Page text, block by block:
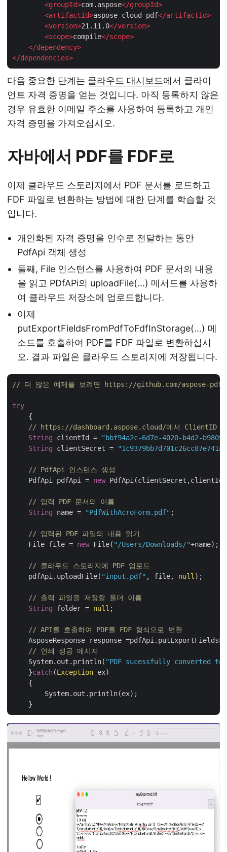
<groupId>com.aspose</groupId>
<artifactId>aspose-cloud-pdf</artifactId>
<version>21.11.0</version>
<scope>compile</scope>
</dependency>
</dependencies>
다음 중요한 단계는 클라우드 대시보드에서 클라이
언트 자격 증명을 얻는 것입니다. 아직 등록하지 않은
경우 유효한 이메일 주소를 사용하여 등록하고 개인
자격 증명을 가져오십시오.
자바에서 PDF를 FDF로
이제 클라우드 스토리지에서 PDF 문서를 로드하고
FDF 파일로 변환하는 방법에 대한 단계를 학습할 것
입니다.
개인화된 자격 증명을 인수로 전달하는 동안
PdfApi 객체 생성
둘째, File 인스턴스를 사용하여 PDF 문서의 내용
을 읽고 PDfAPi의 uploadFile(…) 메서드를 사용하
여 클라우드 저장소에 업로드합니다.
이제
putExportFieldsFromPdfToFdfInStorage(…) 메
소드를 호출하여 PDF를 FDF 파일로 변환하십시
오. 결과 파일은 클라우드 스토리지에 저장됩니다.
// 더 많은 예제를 보려면 https://github.com/aspose-pdf-
try
    {
// https://dashboard.aspose.cloud/에서 ClientID
String clientId =
"bbf94a2c-6d7e-4020-b4d2-
String clientSecret =
// PdfApi 인스턴스 생성
    PdfApi pdfApi =
new
// 입력 PDF 문서의 이름
String name = "PdfWithAcroForm.pdf" ;
// 입력된 PDF 파일의 내용 읽기
    File file =
new File( "/Users/Downloads/"+name);
// 클라우드 스토리지에 PDF 업로드
    pdfApi.uploadFile(
"input.pdf" , file, null );
// 출력 파일을 저장할 폴더 이름
String folder = null ;
// API를 호출하여 PDF를 FDF 형식으로 변환
AsposeResponse response
// 인쇄 성공 메시지
    System.out.println(
"PDF sucessfully converted to
    }
catch(Exception ex)
    {
        System.out.println(ex);